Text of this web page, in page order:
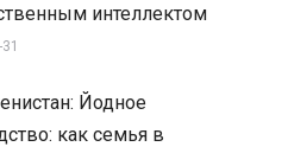
интеллектом
Йодное
как семья в